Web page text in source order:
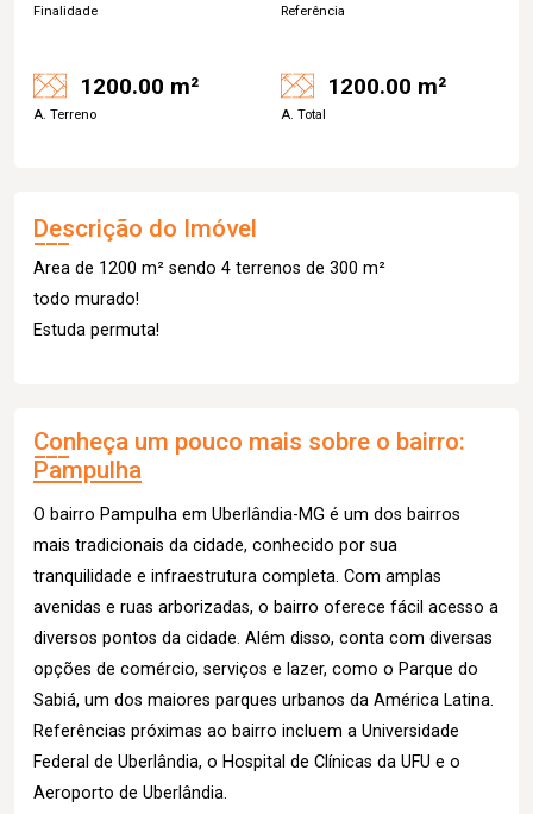
Finalidade Referência
1200.00 m²
A. Terreno
1200.00 m²
A. Total
Descrição do Imóvel
Area de 1200 m² sendo 4 terrenos de 300 m²
todo murado!
Estuda permuta!
Conheça um pouco mais sobre o bairro:
Pampulha
O bairro Pampulha em Uberlândia-MG é um dos bairros
mais tradicionais da cidade, conhecido por sua
tranquilidade e infraestrutura completa. Com amplas
avenidas e ruas arborizadas, o bairro oferece fácil acesso a
diversos pontos da cidade. Além disso, conta com diversas
opções de comércio, serviços e lazer, como o Parque do
Sabiá, um dos maiores parques urbanos da América Latina.
Referências próximas ao bairro incluem a Universidade
Federal de Uberlândia, o Hospital de Clínicas da UFU e o
Aeroporto de Uberlândia.